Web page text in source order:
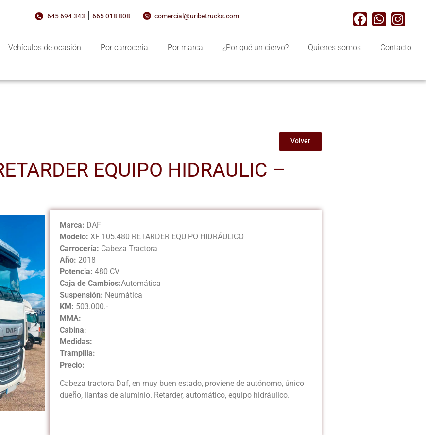
645 694 343 665 018 808 comercial@uribetrucks.com
Vehículos de ocasión Por carroceria Por marca ¿Por qué un ciervo? Quienes somos Contacto
Volver
EQUIPO HIDRAULIC –
Marca: DAF
Modelo: XF 105.480 RETARDER EQUIPO HIDRÁULICO
Carrocería: Cabeza Tractora
Año: 2018
Potencia: 480 CV
Caja de Cambios:Automática
Suspensión: Neumática
KM: 503.000.-
MMA:
Cabina:
Medidas:
Trampilla:
Precio:
Cabeza tractora Daf, en muy buen estado, proviene de autónomo, único
dueño, llantas de aluminio. Retarder, automático, equipo hidráulico.